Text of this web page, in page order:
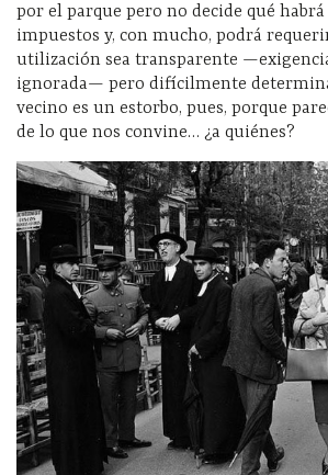
por el parque pero no decide qué habrá
impuestos y, con mucho, podrá
utilización sea transparente
ignorada— pero difícilmente
vecino es un estorbo, pues, porque
de lo que nos convine… ¿a quiénes?